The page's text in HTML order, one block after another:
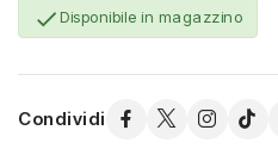
Disponibile in magazzino
Condividi